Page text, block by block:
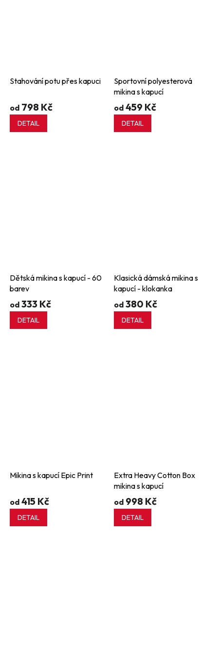
Stahování potu přes kapuci
od 798 Kč
DETAIL
Sportovní polyesterová
mikina s kapucí
od 459 Kč
DETAIL
Dětská mikina s kapucí - 60
barev
od 333 Kč
DETAIL
Klasická dámská mikina s
kapucí - klokanka
od 380 Kč
DETAIL
Mikina s kapucí Epic Print
od 415 Kč
DETAIL
Extra Heavy Cotton Box
mikina s kapucí
od 998 Kč
DETAIL